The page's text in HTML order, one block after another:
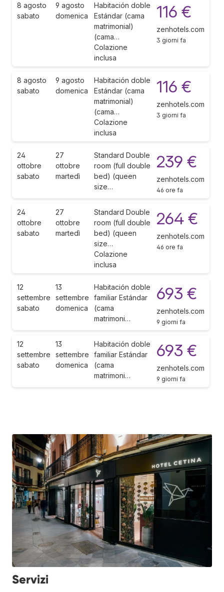
8 agosto
sabato
9 agosto
domenica
Habitación doble
Estándar (cama
matrimonial)
(cama…
Colazione
inclusa
116 €
zenhotels.com
3 giorni fa
8 agosto
sabato
9 agosto
domenica
Habitación doble
Estándar (cama
matrimonial)
(cama…
Colazione
inclusa
116 €
zenhotels.com
3 giorni fa
24
ottobre
sabato
27
ottobre
martedì
Standard Double
room (full double
bed) (queen
size…
239 €
zenhotels.com
46 ore fa
24
ottobre
sabato
27
ottobre
martedì
Standard Double
room (full double
bed) (queen
size…
Colazione
inclusa
264 €
zenhotels.com
46 ore fa
12
settembre
sabato
13
settembre
domenica
Habitación doble
familiar Estándar
(cama
matrimoni…
693 €
zenhotels.com
9 giorni fa
12
settembre
sabato
13
settembre
domenica
Habitación doble
familiar Estándar
(cama
matrimoni…
693 €
zenhotels.com
9 giorni fa
Servizi